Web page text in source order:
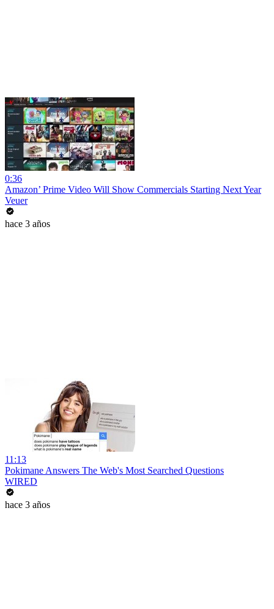
0:36
Amazon’ Prime Video Will Show Commercials Starting Next Year
Veuer
hace 3 años
11:13
Pokimane Answers The Web's Most Searched Questions
WIRED
hace 3 años